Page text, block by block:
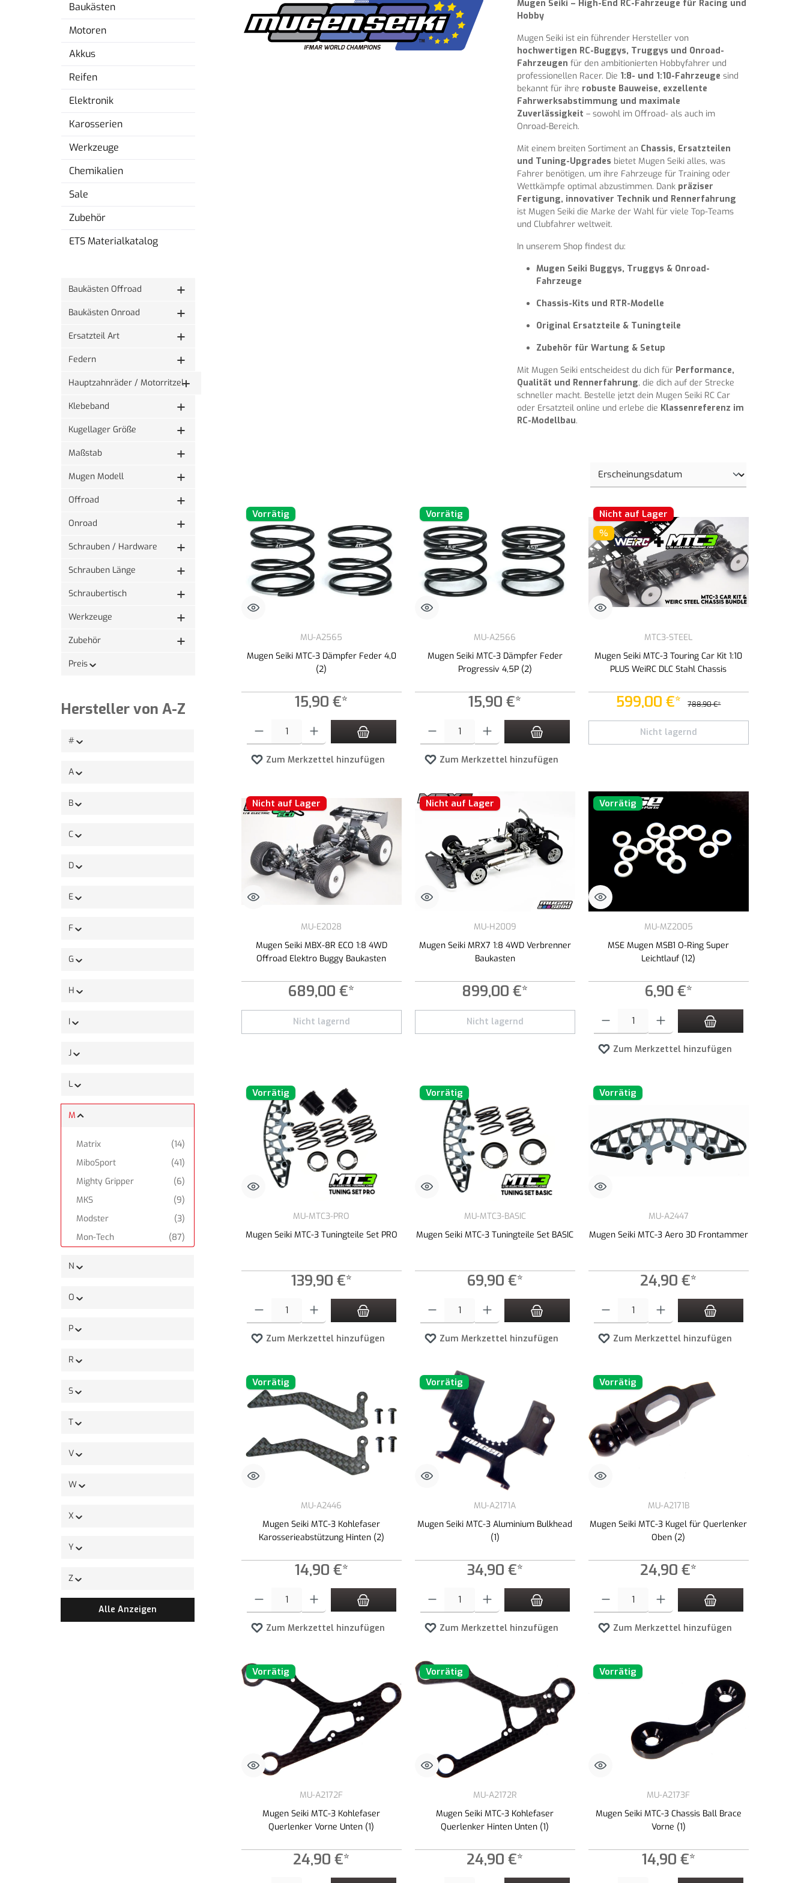
Baukästen
Motoren
Akkus
Reifen
Elektronik
Karosserien
Werkzeuge
Chemikalien
Sale
Zubehör
ETS Materialkatalog
Baukästen Offroad
Baukästen Onroad
Ersatzteil Art
Federn
Hauptzahnräder / Motorritzel
Klebeband
Kugellager Größe
Maßstab
Mugen Modell
Offroad
Onroad
Schrauben / Hardware
Schrauben Länge
Schraubertisch
Werkzeuge
Zubehör
Preis
Hersteller von A-Z
#
A
B
C
D
E
F
G
H
I
J
L
M
(14)
Matrix
(41)
MiboSport
(6)
Mighty Gripper
(9)
MKS
(3)
Modster
(87)
Mon-Tech
MyLaps
N
O
P
R
S
T
V
W
X
Y
Z
Alle Anzeigen
Mugen Seiki – High-End RC-Fahrzeuge für Racing und
Hobby
Mugen Seiki ist ein führender Hersteller von
hochwertigen RC-Buggys, Truggys und Onroad-
Fahrzeugen für den ambitionierten Hobbyfahrer und
professionellen Racer. Die 1:8- und 1:10-Fahrzeuge sind
bekannt für ihre robuste Bauweise, exzellente
Fahrwerksabstimmung und maximale
Zuverlässigkeit – sowohl im Offroad- als auch im
Onroad-Bereich.
Mit einem breiten Sortiment an Chassis, Ersatzteilen
und Tuning-Upgrades bietet Mugen Seiki alles, was
Fahrer benötigen, um ihre Fahrzeuge für Training oder
Wettkämpfe optimal abzustimmen. Dank präziser
Fertigung, innovativer Technik und Rennerfahrung
ist Mugen Seiki die Marke der Wahl für viele Top-Teams
und Clubfahrer weltweit.
In unserem Shop findest du:
Mugen Seiki Buggys, Truggys & Onroad-
Fahrzeuge
Chassis-Kits und RTR-Modelle
Original Ersatzteile & Tuningteile
Zubehör für Wartung & Setup
Mit Mugen Seiki entscheidest du dich für Performance,
Qualität und Rennerfahrung, die dich auf der Strecke
schneller macht. Bestelle jetzt dein Mugen Seiki RC Car
oder Ersatzteil online und erlebe die Klassenreferenz im
RC-Modellbau.
Vorrätig
MU-A2565
Mugen Seiki MTC-3 Dämpfer Feder 4,0
(2)
15,90 €*
Produkt Anzahl: Gib den gewünschten Wert ein oder benutze die Schaltflächen um die Anzahl zu erhöhen oder zu reduzieren.
Zum Merkzettel hinzufügen
Vorrätig
MU-A2566
Mugen Seiki MTC-3 Dämpfer Feder
Progressiv 4,5P (2)
15,90 €*
Produkt Anzahl: Gib den gewünschten Wert ein oder benutze die Schaltflächen um die Anzahl zu erhöhen oder zu
Zum Merkzettel hinzufügen
Nicht auf Lager
%
MTC3-STEEL
Mugen Seiki MTC-3 Touring Car Kit 1:10
PLUS WeiRC DLC Stahl Chassis
599,00 €* 788,90 €*
Nicht lagernd
Nicht auf Lager
MU-E2028
Mugen Seiki MBX-8R ECO 1:8 4WD
Offroad Elektro Buggy Baukasten
689,00 €*
Nicht lagernd
Nicht auf Lager
MU-H2009
Mugen Seiki MRX7 1:8 4WD Verbrenner
Baukasten
899,00 €*
Nicht lagernd
Vorrätig
MU-MZ2005
MSE Mugen MSB1 O-Ring Super
Leichtlauf (12)
6,90 €*
Produkt Anzahl: Gib den gewünschten Wert ein oder benutze
Zum Merkzettel hinzufügen
Vorrätig
MU-MTC3-PRO
Mugen Seiki MTC-3 Tuningteile Set PRO
139,90 €*
Produkt Anzahl: Gib den gewünschten Wert ein oder benutze die Schaltflächen um die Anzahl zu erhöhen oder zu reduzieren.
Zum Merkzettel hinzufügen
Vorrätig
MU-MTC3-BASIC
Mugen Seiki MTC-3 Tuningteile Set BASIC
69,90 €*
Produkt Anzahl: Gib den gewünschten Wert ein oder benutze die Schaltflächen um die Anzahl zu erhöhen oder zu
Zum Merkzettel hinzufügen
Vorrätig
MU-A2447
Mugen Seiki MTC-3 Aero 3D Frontammer
24,90 €*
Produkt Anzahl: Gib den gewünschten Wert ein oder benutze
Zum Merkzettel hinzufügen
Vorrätig
MU-A2446
Mugen Seiki MTC-3 Kohlefaser
Karosserieabstützung Hinten (2)
14,90 €*
Produkt Anzahl: Gib den gewünschten Wert ein oder benutze die Schaltflächen um die Anzahl zu erhöhen oder zu reduzieren.
Zum Merkzettel hinzufügen
Vorrätig
MU-A2171A
Mugen Seiki MTC-3 Aluminium Bulkhead
(1)
34,90 €*
Produkt Anzahl: Gib den gewünschten Wert ein oder benutze die Schaltflächen um die Anzahl zu erhöhen oder zu
Zum Merkzettel hinzufügen
Vorrätig
MU-A2171B
Mugen Seiki MTC-3 Kugel für Querlenker
Oben (2)
24,90 €*
Produkt Anzahl: Gib den gewünschten Wert ein oder benutze
Zum Merkzettel hinzufügen
Vorrätig
MU-A2172F
Mugen Seiki MTC-3 Kohlefaser
Querlenker Vorne Unten (1)
24,90 €*
Vorrätig
MU-A2172R
Mugen Seiki MTC-3 Kohlefaser
Querlenker Hinten Unten (1)
24,90 €*
Vorrätig
MU-A2173F
Mugen Seiki MTC-3 Chassis Ball Brace
Vorne (1)
14,90 €*